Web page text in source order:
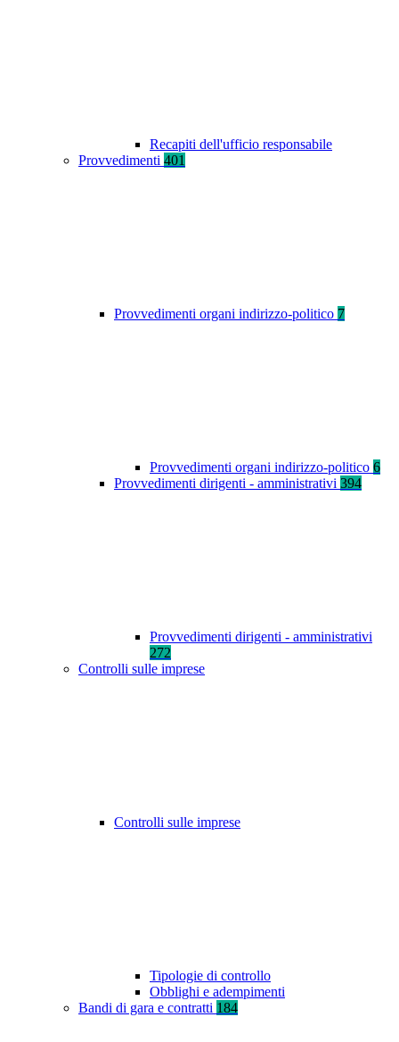
Recapiti dell'ufficio responsabile
Provvedimenti 401
Provvedimenti organi indirizzo-politico 7
Provvedimenti organi indirizzo-politico 6
Provvedimenti dirigenti - amministrativi 394
Provvedimenti dirigenti - amministrativi
272
Controlli sulle imprese
Controlli sulle imprese
Tipologie di controllo
Obblighi e adempimenti
Bandi di gara e contratti 184